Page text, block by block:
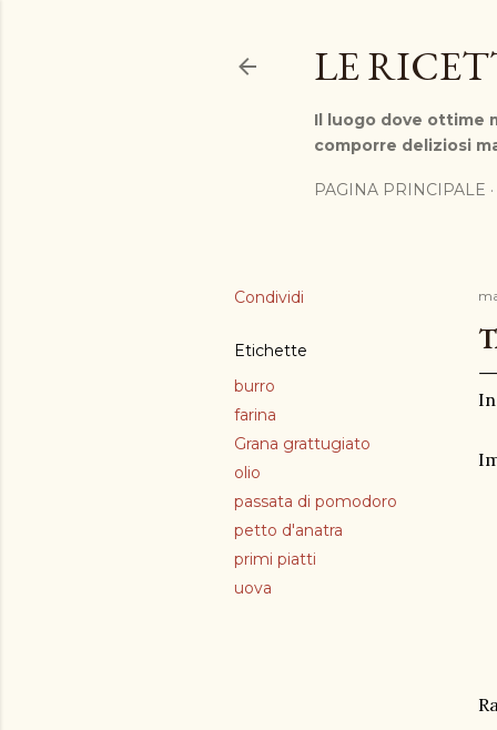
LE
Il luogo dove ottime
comporre deliziosi
PAGINA PRINCIPALE
Condividi
Etichette
burro
farina
Grana grattugiato
olio
passata di pomodoro
petto d'anatra
primi piatti
uova